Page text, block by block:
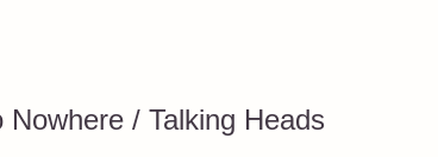
Nowhere / Talking Heads